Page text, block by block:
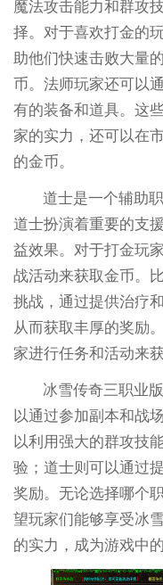
魔法攻击能力和群攻
择。对于喜欢打金的
助他们快速击败大量
币。法师玩家还可以
有的装备和道具。这
家的实力，还可以在
的金币。
道士是一个辅助
道士扮演着重要的支
益效果。对于打金玩
战活动来获取金币。
挑战，通过提供治疗
从而获取丰厚的奖励
家进行任务和活动来
冰雪传奇三职业
以通过参加副本和战
以利用强大的群攻技
验；道士则可以通过
奖励。无论选择哪个
望玩家们能够享受冰
的实力，成为游戏中